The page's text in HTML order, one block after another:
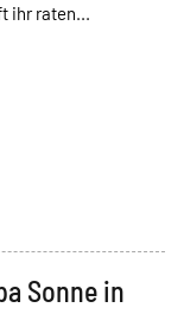
raten...
Sonne in